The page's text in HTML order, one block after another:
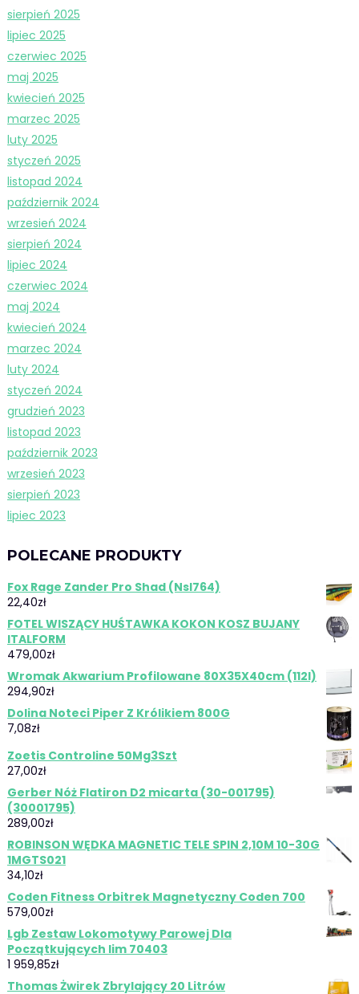
sierpień 2025
lipiec 2025
czerwiec 2025
maj 2025
kwiecień 2025
marzec 2025
luty 2025
styczeń 2025
listopad 2024
październik 2024
wrzesień 2024
sierpień 2024
lipiec 2024
czerwiec 2024
maj 2024
kwiecień 2024
marzec 2024
luty 2024
styczeń 2024
grudzień 2023
listopad 2023
październik 2023
wrzesień 2023
sierpień 2023
lipiec 2023
POLECANE PRODUKTY
Fox Rage Zander Pro Shad (Nsl764)
22,40zł
FOTEL WISZĄCY HUŚTAWKA KOKON KOSZ BUJANY
ITALFORM
479,00zł
Wromak Akwarium Profilowane 80X35X40cm (112l)
294,90zł
Dolina Noteci Piper Z Królikiem 800G
7,08zł
Zoetis Controline 50Mg3Szt
27,00zł
Gerber Nóż Flatiron D2 micarta (30-001795)
(30001795)
289,00zł
ROBINSON WĘDKA MAGNETIC TELE SPIN 2,10M 10-30G
1MGTS021
34,10zł
Coden Fitness Orbitrek Magnetyczny Coden 700
579,00zł
Lgb Zestaw Lokomotywy Parowej Dla
Początkujących Iim 70403
1 959,85zł
Thomas Żwirek Zbrylający 20 Litrów